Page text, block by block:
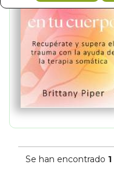
Se han encontrado 1